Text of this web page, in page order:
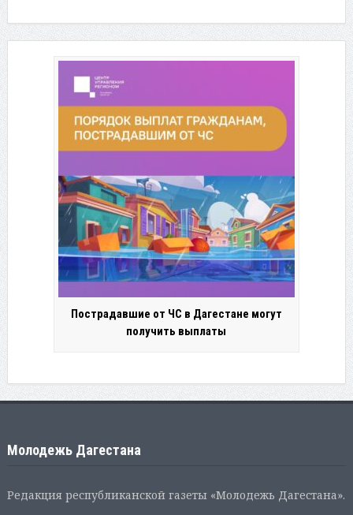
Пострадавшие от ЧС в Дагестане могут
получить выплаты
Молодежь Дагестана
Редакция республиканской газеты «Молодежь Дагестана».